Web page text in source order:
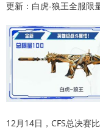
更新：白虎-狼王全服限
12月14日，CFS总决赛